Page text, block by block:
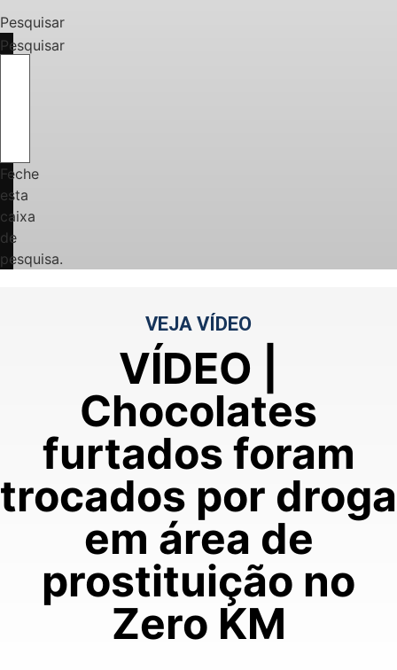
Pesquisar
Pesquisar
Feche
esta
caixa
de
pesquisa.
VEJA VÍDEO
VÍDEO |
Chocolates
furtados foram
trocados por droga
em área de
prostituição no
Zero KM